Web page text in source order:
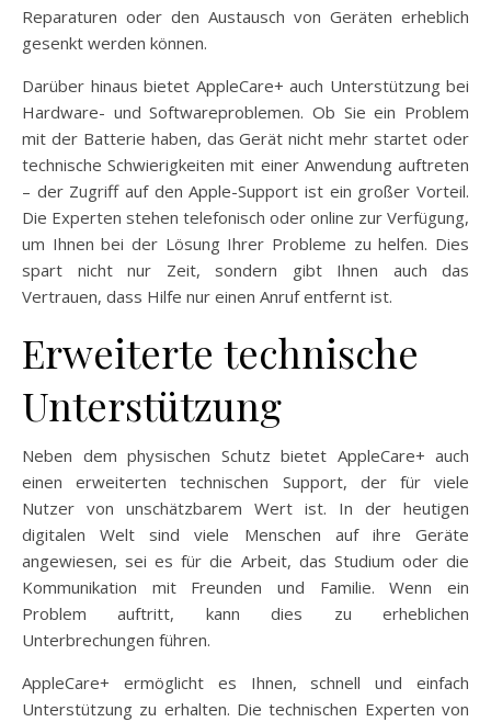
Reparaturen oder den Austausch von Geräten erheblich
gesenkt werden können.
Darüber hinaus bietet AppleCare+ auch Unterstützung bei
Hardware- und Softwareproblemen. Ob Sie ein Problem
mit der Batterie haben, das Gerät nicht mehr startet oder
technische Schwierigkeiten mit einer Anwendung auftreten
– der Zugriff auf den Apple-Support ist ein großer Vorteil.
Die Experten stehen telefonisch oder online zur Verfügung,
um Ihnen bei der Lösung Ihrer Probleme zu helfen. Dies
spart nicht nur Zeit, sondern gibt Ihnen auch das
Vertrauen, dass Hilfe nur einen Anruf entfernt ist.
Erweiterte technische
Unterstützung
Neben dem physischen Schutz bietet AppleCare+ auch
einen erweiterten technischen Support, der für viele
Nutzer von unschätzbarem Wert ist. In der heutigen
digitalen Welt sind viele Menschen auf ihre Geräte
angewiesen, sei es für die Arbeit, das Studium oder die
Kommunikation mit Freunden und Familie. Wenn ein
Problem auftritt, kann dies zu erheblichen
Unterbrechungen führen.
AppleCare+ ermöglicht es Ihnen, schnell und einfach
Unterstützung zu erhalten. Die technischen Experten von